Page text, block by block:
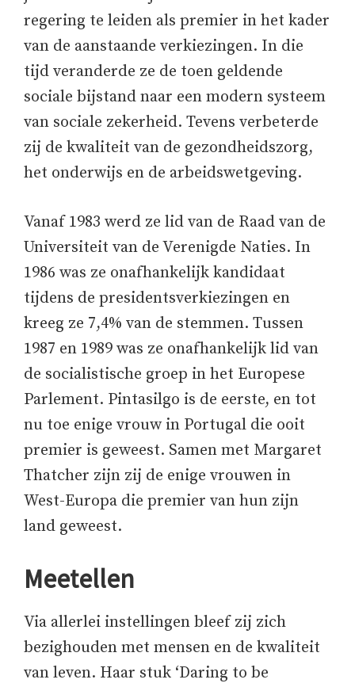
regering te leiden als premier in het kader
van de aanstaande verkiezingen. In die
tijd veranderde ze de toen geldende
sociale bijstand naar een modern systeem
van sociale zekerheid. Tevens verbeterde
zij de kwaliteit van de gezondheidszorg,
het onderwijs en de arbeidswetgeving.
Vanaf 1983 werd ze lid van de Raad van de
Universiteit van de Verenigde Naties. In
1986 was ze onafhankelijk kandidaat
tijdens de presidentsverkiezingen en
kreeg ze 7,4% van de stemmen. Tussen
1987 en 1989 was ze onafhankelijk lid van
de socialistische groep in het Europese
Parlement. Pintasilgo is de eerste, en tot
nu toe enige vrouw in Portugal die ooit
premier is geweest. Samen met Margaret
Thatcher zijn zij de enige vrouwen in
West-Europa die premier van hun zijn
land geweest.
Meetellen
Via allerlei instellingen bleef zij zich
bezighouden met mensen en de kwaliteit
van leven. Haar stuk ‘Daring to be